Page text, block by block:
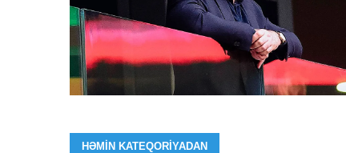
HƏMIN KATEQORIYADAN